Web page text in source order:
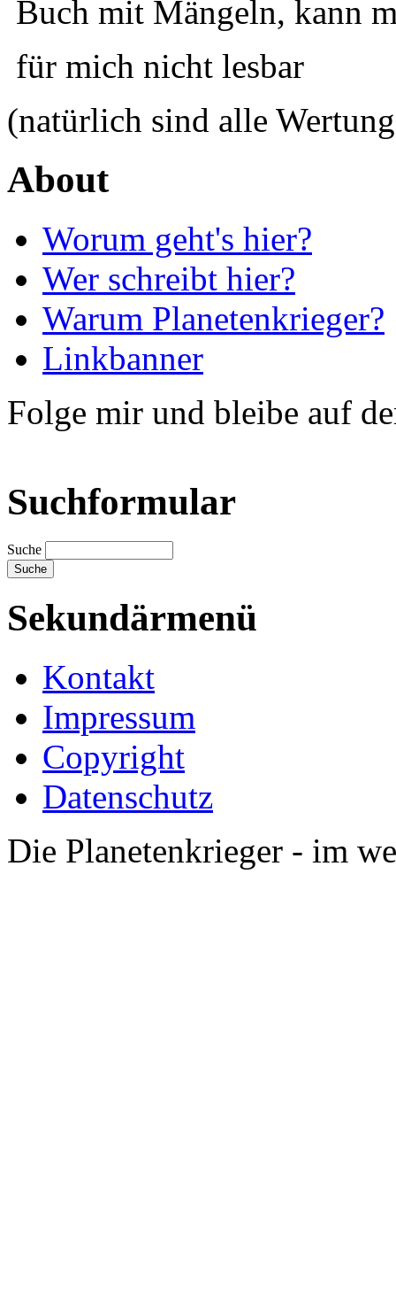
Buch mit Mängeln, kann
für mich nicht lesbar
(natürlich sind alle
About
Worum geht's hier?
Wer schreibt hier?
Warum Planetenkrieger?
Linkbanner
Folge mir und bleibe auf
Suchformular
Suche
Sekundärmenü
Kontakt
Impressum
Copyright
Datenschutz
Die Planetenkrieger - im